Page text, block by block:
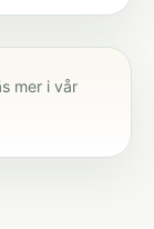
mer i vår